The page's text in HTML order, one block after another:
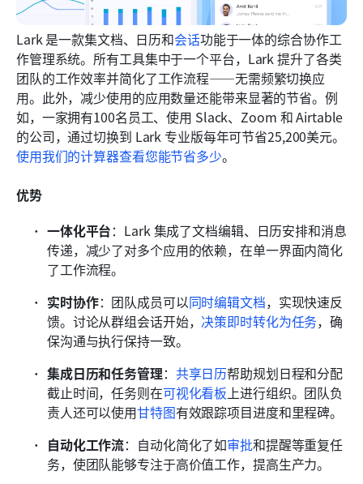
Lark 是一款集文档、日历和会话功能于一体的综合协作工
作管理系统。所有工具集中于一个平台，Lark 提升了各类
团队的工作效率并简化了工作流程——无需频繁切换应
用。此外，减少使用的应用数量还能带来显著的节省。例
如，一家拥有100名员工、使用 Slack、Zoom 和 Airtable
的公司，通过切换到 Lark 专业版每年可节省25,200美元。
使用我们的计算器查看您能节省多少。
优势
一体化平台：Lark 集成了文档编辑、日历安排和消息
传递，减少了对多个应用的依赖，在单一界面内简化
了工作流程。
实时协作：团队成员可以同时编辑文档，实现快速反
馈。讨论从群组会话开始， 决策即时转化为任务，确
保沟通与执行保持一致。
集成日历和任务管理： 共享日历帮助规划日程和分配
截止时间，任务则在可视化看板 上进行组织。团队负
责人还可以使用甘特图有效跟踪项目进度和里程碑。
自动化工作流：自动化简化了如审批和提醒等重复任
务，使团队能够专注于高价值工作，提高生产力。